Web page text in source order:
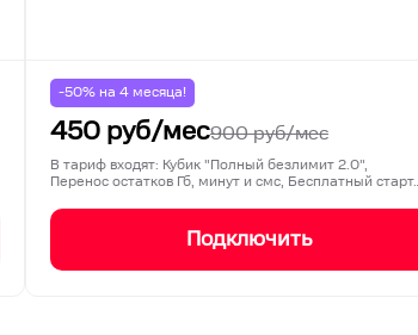
-50% на 4месяца!
450руб/мес900руб/мес
В тариф входят: Кубик "Полный безлимит 2.0",
Перенос остатков Гб, минут и смс, Бесплатный
Подключить